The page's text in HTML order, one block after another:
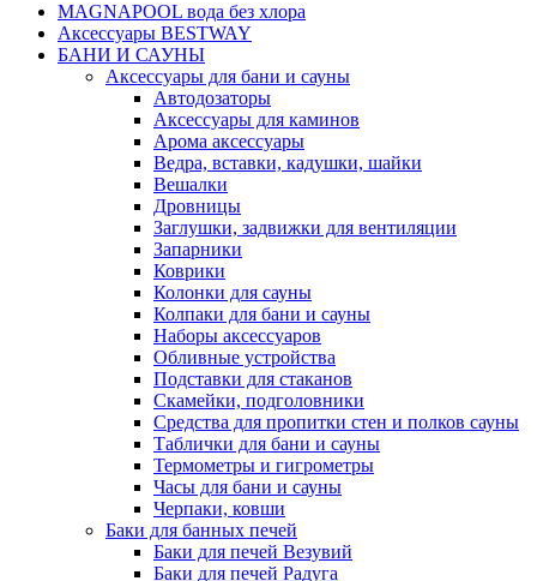
MAGNAPOOL вода без хлора
Аксессуары BESTWAY
БАНИ И САУНЫ
Аксессуары для бани и сауны
Автодозаторы
Аксессуары для каминов
Арома аксессуары
Ведра, вставки, кадушки, шайки
Вешалки
Дровницы
Заглушки, задвижки для вентиляции
Запарники
Коврики
Колонки для сауны
Колпаки для бани и сауны
Наборы аксессуаров
Обливные устройства
Подставки для стаканов
Скамейки, подголовники
Средства для пропитки стен и полков сауны
Таблички для бани и сауны
Термометры и гигрометры
Часы для бани и сауны
Черпаки, ковши
Баки для банных печей
Баки для печей Везувий
Баки для печей Радуга